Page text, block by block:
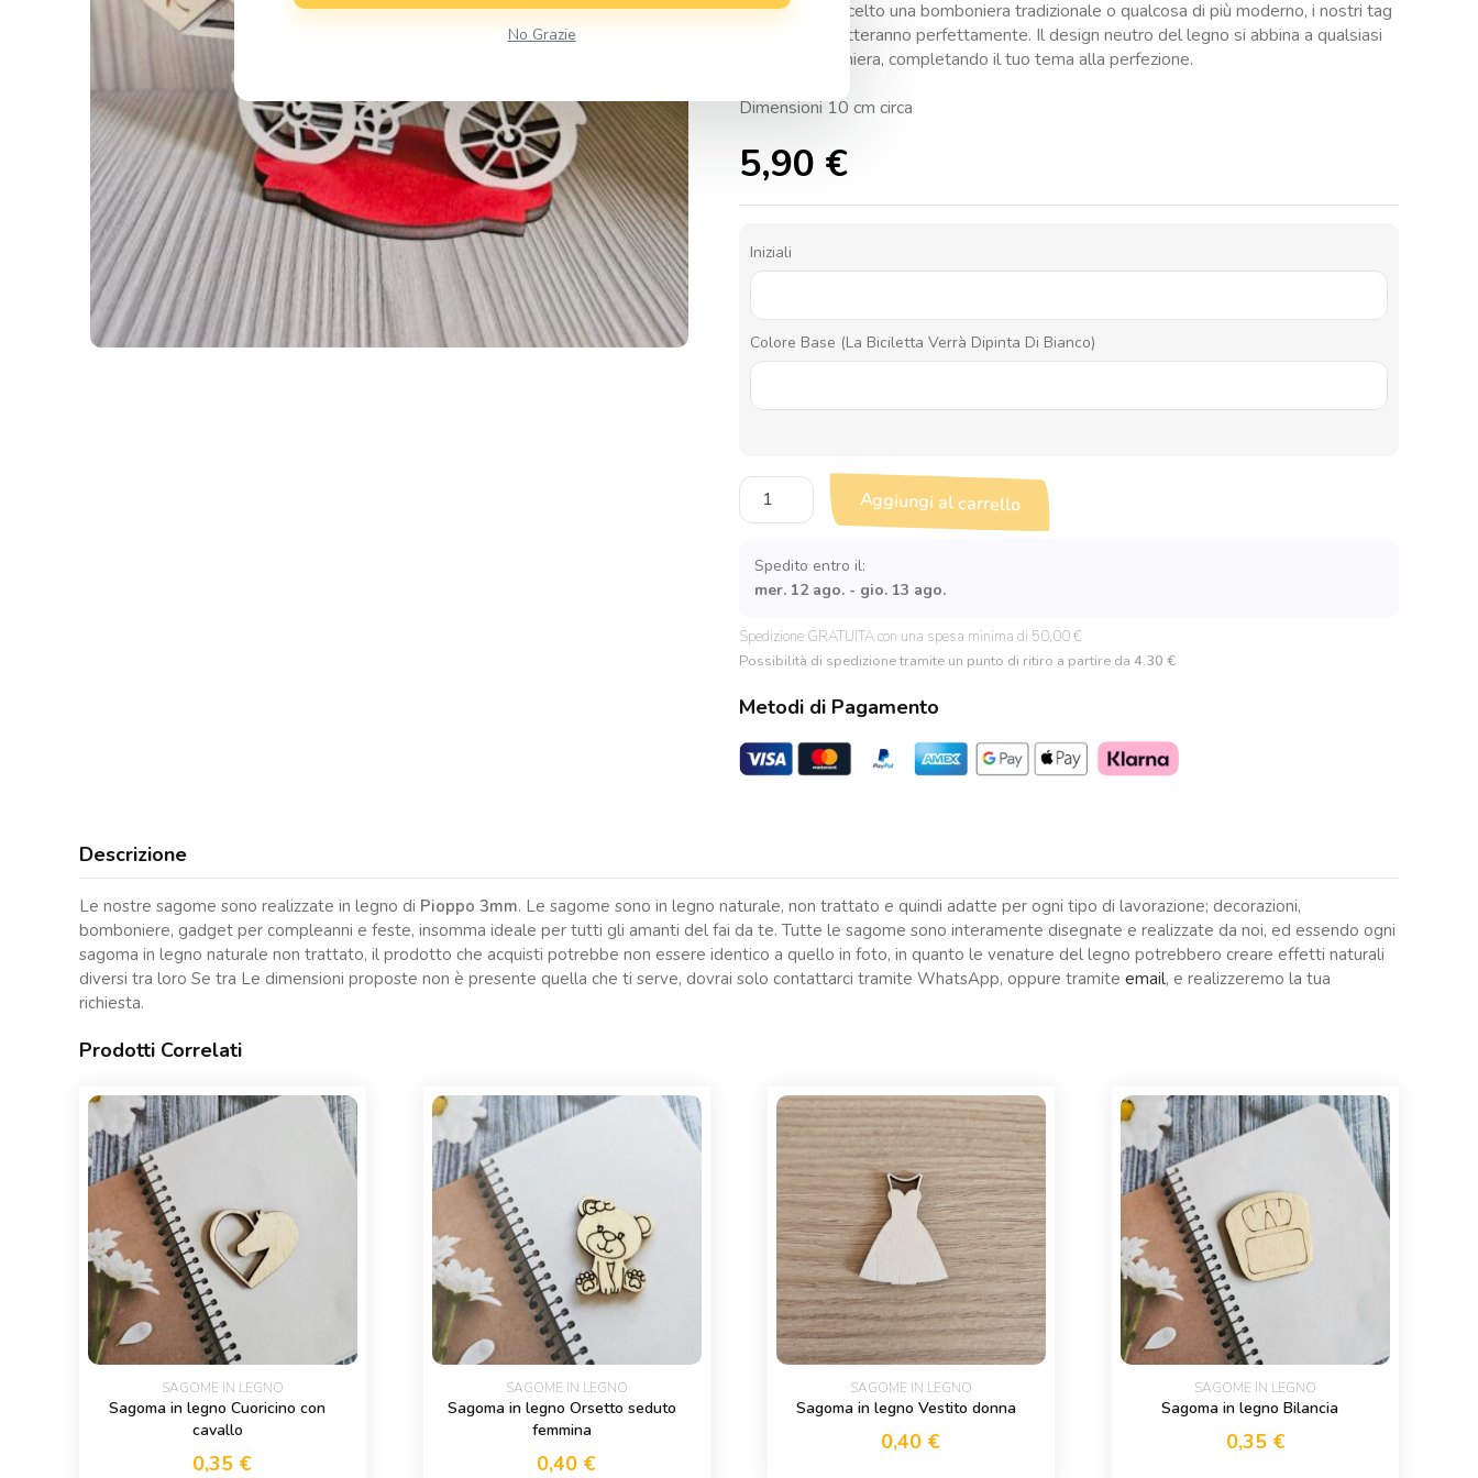
Che tu abbia scelto una bomboniera tradizionale o qualcosa di più moderno, i nostri tag
in legno si adatteranno perfettamente. Il design neutro del legno si abbina a qualsiasi
tipo di bomboniera, completando il tuo tema alla perfezione.
Dimensioni 10 cm circa
5,90 €
Iniziali
Colore Base (la Biciletta Verrà Dipinta Di Bianco)
Bomboniera
Bicicletta
cuori
quantità
Aggiungi al carrello
Spedito entro il:
mer. 12 ago. - gio. 13 ago.
Spedizione GRATUITA con una spesa minima di 50,00 €
Possibilità di spedizione tramite un punto di ritiro a partire da 4.30 €
Metodi di Pagamento
Descrizione
Le nostre sagome sono realizzate in legno di Pioppo 3mm. Le sagome sono in legno naturale, non trattato e quindi adatte per ogni tipo di lavorazione; decorazioni,
bomboniere, gadget per compleanni e feste, insomma ideale per tutti gli amanti del fai da te. Tutte le sagome sono interamente disegnate e realizzate da noi, ed essendo ogni
sagoma in legno naturale non trattato, il prodotto che acquisti potrebbe non essere identico a quello in foto, in quanto le venature del legno potrebbero creare effetti naturali
diversi tra loro Se tra Le dimensioni proposte non è presente quella che ti serve, dovrai solo contattarci tramite WhatsApp, oppure tramite email, e realizzeremo la tua
richiesta.
Prodotti Correlati
SAGOME IN LEGNO
Sagoma in legno Cuoricino con
cavallo
0,35 €
SAGOME IN LEGNO
Sagoma in legno Orsetto seduto
femmina
0,40 €
SAGOME IN LEGNO
Sagoma in legno Vestito donna
0,40 €
SAGOME IN LEGNO
Sagoma in legno Bilancia
0,35 €
No Grazie